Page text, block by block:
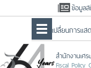
ข้อมูล
เปลื่ยนการแ
สำนักงานเศ
Fiscal Policy